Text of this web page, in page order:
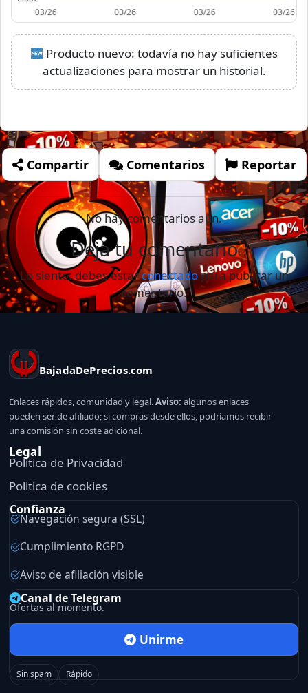
Producto nuevo: todavía no hay suficientes
actualizaciones para mostrar un historial.
Compartir Comentarios Reportar
No hay comentarios aún.
Deja tu comentario
Lo siento, debes estarconectadopara publicar un
comentario.
BajadaDePrecios.com
Enlaces rápidos, comunidad y legal.Aviso: algunos enlaces
pueden ser de afiliado; si compras desde ellos, podríamos recibir
una comisión sin coste adicional.
Legal
Politica de Privacidad
Politica de cookies
Confianza
Navegación segura (SSL)
Cumplimiento RGPD
Aviso de afiliación visible
Canal de Telegram
Ofertas al momento.
Unirme
Sin spam Rápido